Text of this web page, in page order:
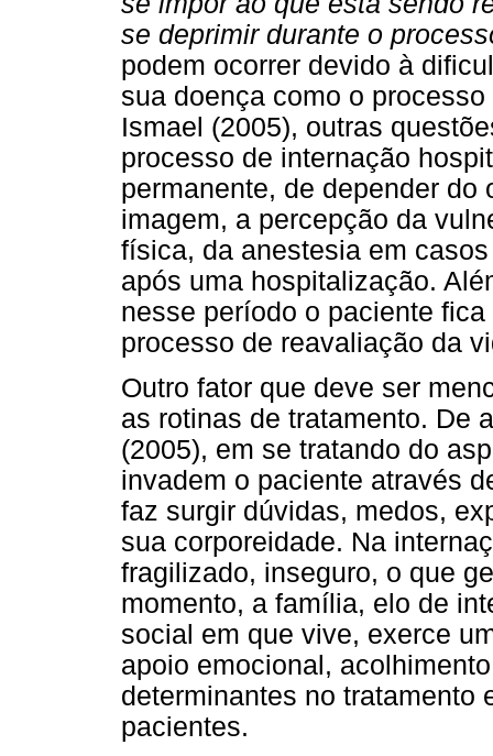
se deprimir durante o
podem ocorrer devido à
sua doença como o
Ismael (2005), outras
processo de internação
permanente, de depender
imagem, a percepção da
física, da anestesia em
após uma hospitalização.
nesse período o paciente
processo de reavaliação da
Outro fator que deve ser
as rotinas de tratamento. De
(2005), em se tratando do
invadem o paciente através
faz surgir dúvidas, medos,
sua corporeidade. Na
fragilizado, inseguro, o que
momento, a família, elo de
social em que vive, exerce
apoio emocional,
determinantes no tratamento
pacientes.